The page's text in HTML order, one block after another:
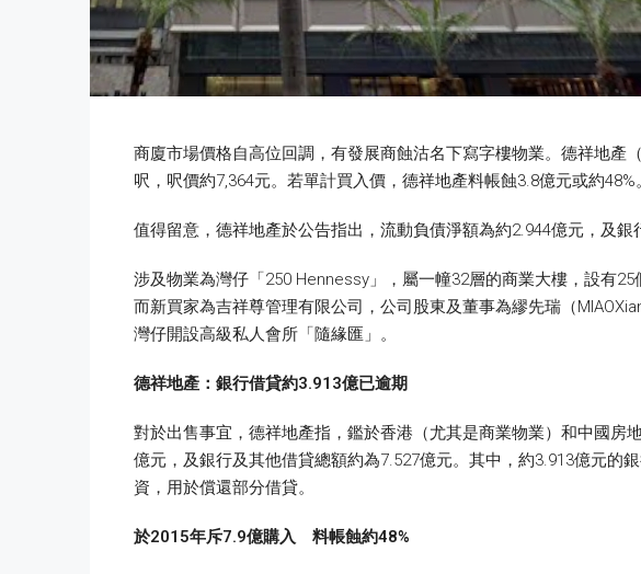
商廈市場價格自高位回調，有發展商蝕沽名下寫字樓物業。德祥地產
呎，呎價約7,364元。若單計買入價，德祥地產料帳蝕3.8億元或約48%。
值得留意，德祥地產於公告指出，流動負債淨額為約2.944億元，及
涉及物業為灣仔「250 Hennessy」，屬一幢32層的商業大樓，設有
而新買家為吉祥尊管理有限公司，公司股東及董事為繆先瑞（
灣仔開設高級私人會所「隨緣匯」。
德祥地產：銀行借貸約3.913億已逾期
對於出售事宜，德祥地產指，鑑於香港（尤其是商業物業）和中國
億元，及銀行及其他借貸總額約為7.527億元。其中，約3.913億元的
資，用於償還部分借貸。
於2015年斥7.9億購入 料帳蝕約48%